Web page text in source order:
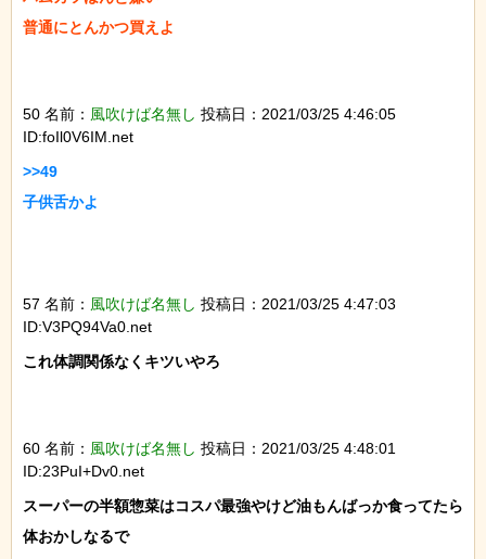
普通にとんかつ買えよ
50 名前： 風吹けば名無し 投稿日：2021/03/25 4:46:05
ID:foIl0V6IM.net
>>49
子供舌かよ
57 名前： 風吹けば名無し 投稿日：2021/03/25 4:47:03
ID:V3PQ94Va0.net
これ体調関係なくキツいやろ
60 名前： 風吹けば名無し 投稿日：2021/03/25 4:48:01
ID:23PuI+Dv0.net
スーパーの半額惣菜はコスパ最強やけど油もんばっか食ってたら
体おかしなるで